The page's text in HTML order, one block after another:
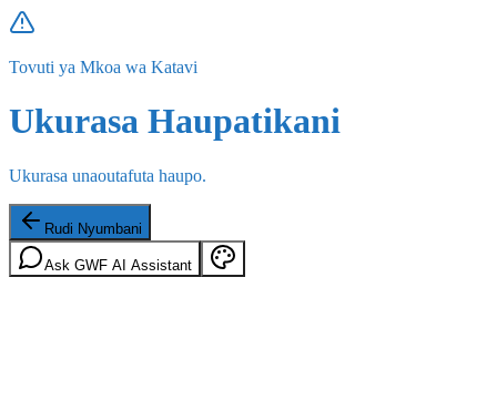
Tovuti ya Mkoa wa Katavi
Ukurasa Haupatikani
Ukurasa unaoutafuta haupo.
Rudi Nyumbani
Ask GWF AI Assistant